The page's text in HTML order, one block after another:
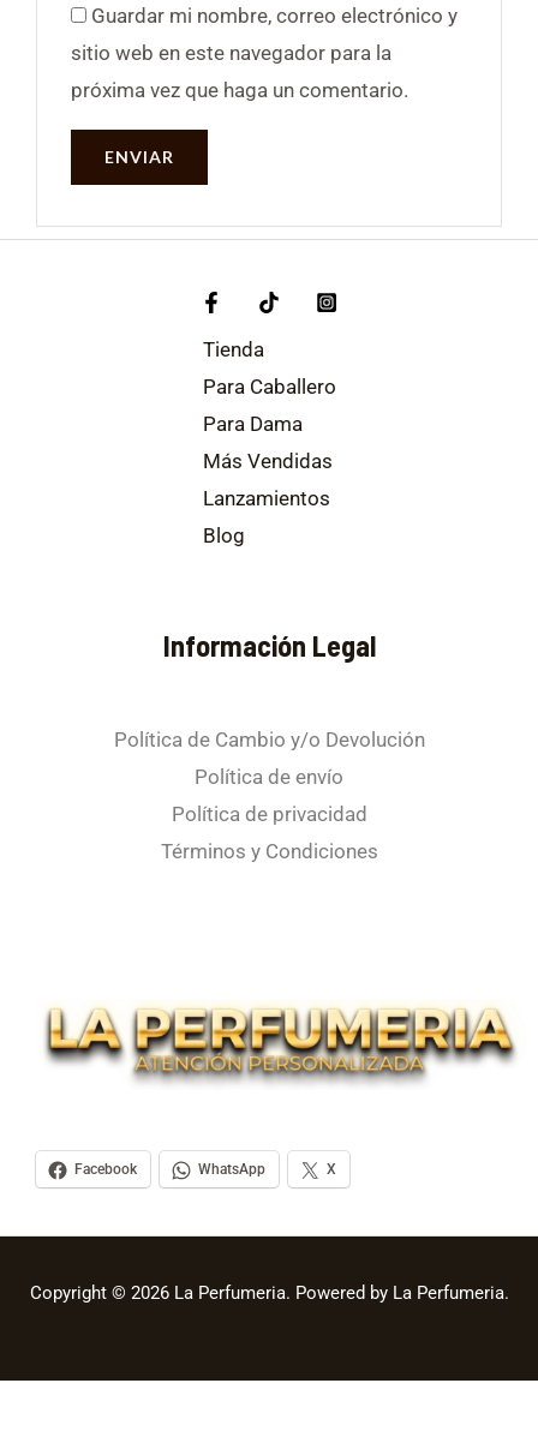
Guardar mi nombre, correo electrónico y
sitio web en este navegador para la
próxima vez que haga un comentario.
Tienda
Para Caballero
Para Dama
Más Vendidas
Lanzamientos
Blog
Información Legal
Política de Cambio y/o Devolución
Política de envío
Política de privacidad
Términos y Condiciones
Facebook WhatsApp X
Copyright © 2026 La Perfumeria. Powered by La Perfumeria.